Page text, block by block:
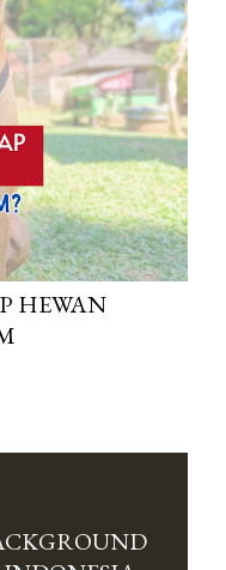
HEWAN